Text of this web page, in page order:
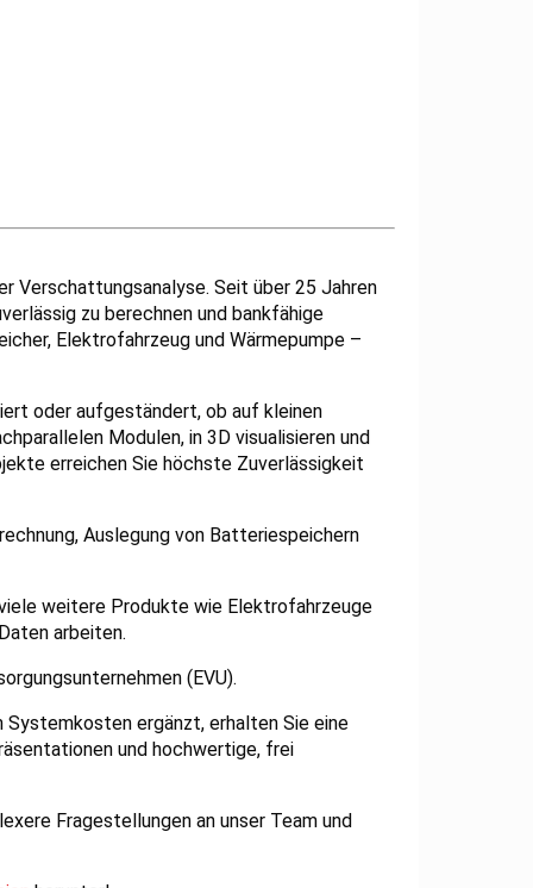
Verschattungsanalyse. Seit über 25 Jahren
zu berechnen und bankfähige
Elektrofahrzeug und Wärmepumpe –
oder aufgeständert, ob auf kleinen
Modulen, in 3D visualisieren und
erreichen Sie höchste Zuverlässigkeit
Auslegung von Batteriespeichern
weitere Produkte wie Elektrofahrzeuge
arbeiten.
(EVU).
Systemkosten ergänzt, erhalten Sie eine
und hochwertige, frei
Fragestellungen an unser Team und